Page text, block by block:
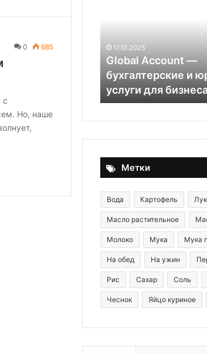
0 685
с
Но, наше
доктор
услуги
для
бизнеса
Алматы
17.10.2025
Global Account —
бухгалтерские и
услуги для
Метки
Вода Картофель
Масло растительное
Молоко Мука Мука
На обед На ужин
Рис Сахар Соль
Чеснок Яйцо куриное